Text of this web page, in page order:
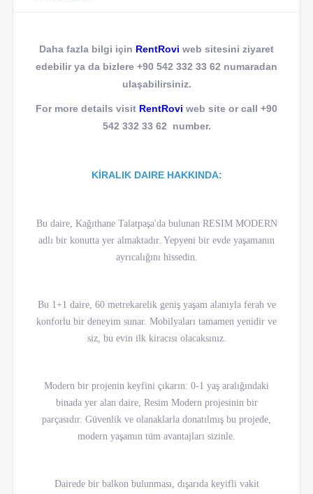
Daha fazla bilgi için RentRovi web sitesini ziyaret
edebilir ya da bizlere +90 542 332 33 62 numaradan
ulaşabilirsiniz.
For more details visit RentRovi web site or call +90
542 332 33 62 number.
KİRALIK DAIRE HAKKINDA:
Bu daire, Kağıthane Talatpaşa'da bulunan RESIM MODERN
adlı bir konutta yer almaktadır. Yepyeni bir evde yaşamanın
ayrıcalığını hissedin.
Bu 1+1 daire, 60 metrekarelik geniş yaşam alanıyla ferah ve
konforlu bir deneyim sunar. Mobilyaları tamamen yenidir ve
siz, bu evin ilk kiracısı olacaksınız.
Modern bir projenin keyfini çıkarın: 0-1 yaş aralığındaki
binada yer alan daire, Resim Modern projesinin bir
parçasıdır. Güvenlik ve olanaklarla donatılmış bu projede,
modern yaşamın tüm avantajları sizinle.
Dairede bir balkon bulunması, dışarıda keyifli vakit